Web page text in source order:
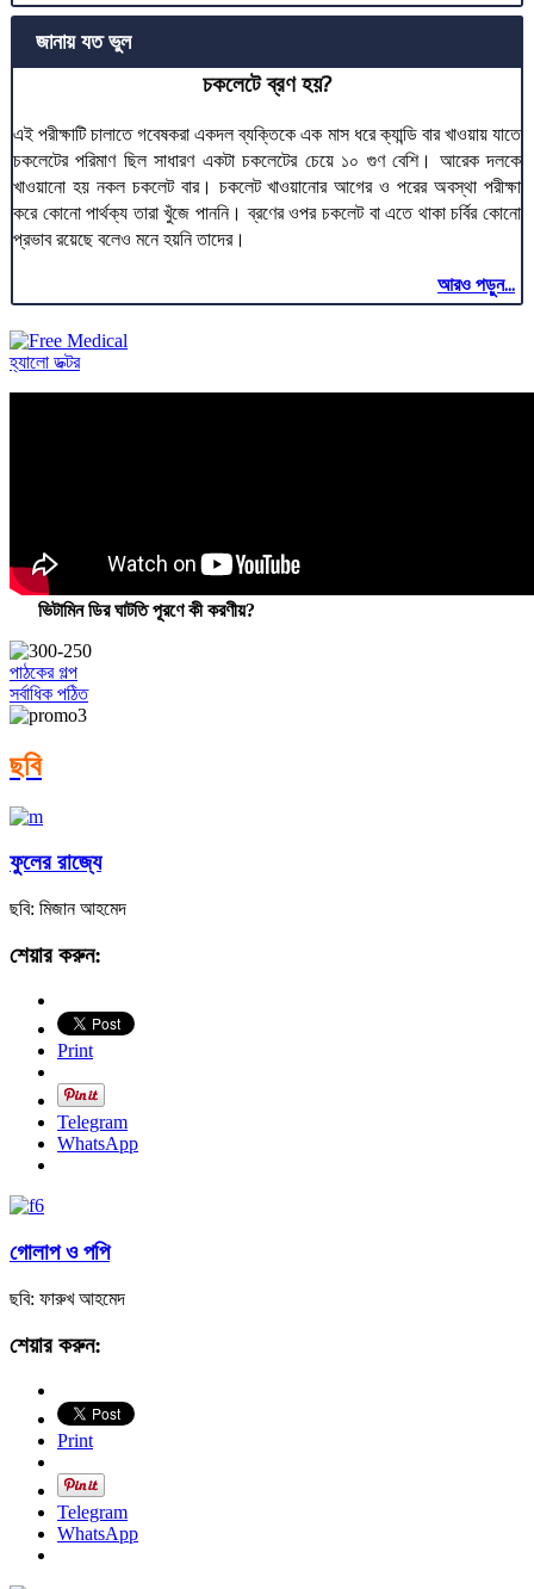
জানায় যত ভুল
চকলেটে ব্রণ হয়?
এই পরীক্ষাটি চালাতে গবেষকরা একদল ব্যক্তিকে এক মাস ধরে ক্যান্ডি বার খাওয়ায় যাতে
চকলেটের পরিমাণ ছিল সাধারণ একটা চকলেটের চেয়ে ১০ গুণ বেশি। আরেক দলকে
খাওয়ানো হয় নকল চকলেট বার। চকলেট খাওয়ানোর আগের ও পরের অবস্থা পরীক্ষা
করে কোনো পার্থক্য তারা খুঁজে পাননি। ব্রণের ওপর চকলেট বা এতে থাকা চর্বির কোনো
প্রভাব রয়েছে বলেও মনে হয়নি তাদের।
আরও পড়ুন...
হ্যালো ডক্টর
ভিটামিন ডির ঘাটতি পূরণে কী করণীয়?
পাঠকের গল্প
সর্বাধিক পঠিত
ছবি
ফুলের রাজ্যে
ছবি: মিজান আহমেদ
শেয়ার করুন:
Print
Telegram
WhatsApp
গোলাপ ও পপি
ছবি: ফারুখ আহমেদ
শেয়ার করুন:
Print
Telegram
WhatsApp